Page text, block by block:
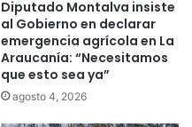
Diputado Montalva insiste
al Gobierno en declarar
emergencia agrícola en La
Araucanía: “Necesitamos
que esto sea ya”
agosto 4, 2026